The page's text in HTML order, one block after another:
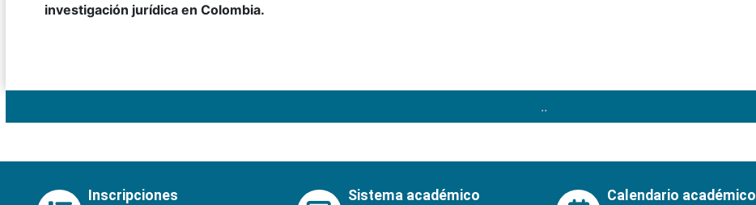
investigación jurídica en Colombia.
..
Inscripciones
Sistema académico
Calendario académico